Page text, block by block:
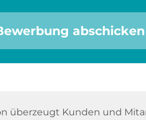
abschicken
überzeugt Kunden und